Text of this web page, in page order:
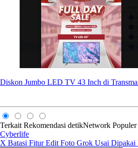
Diskon Jumbo LED TV 43 Inch di
Terkait Rekomendasi detikNetwork Populer
Cyberlife
X Batasi Fitur Edit Foto Grok Usai